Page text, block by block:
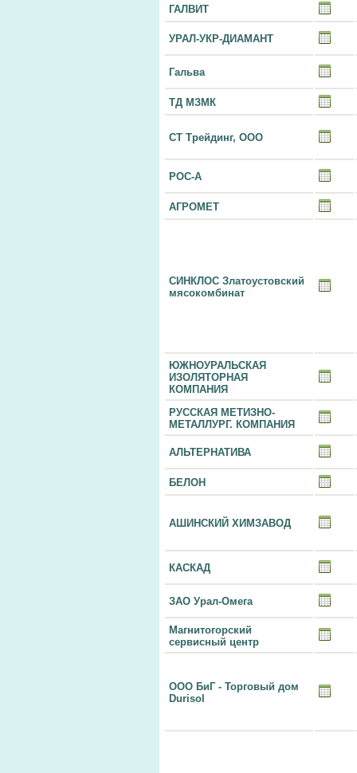
ГАЛВИТ
УРАЛ-УКР-ДИАМАНТ
Гальва
ТД МЗМК
СТ Трейдинг, ООО
РОС-А
АГРОМЕТ
СИНКЛОС Златоустовский
мясокомбинат
ЮЖНОУРАЛЬСКАЯ
ИЗОЛЯТОРНАЯ
КОМПАНИЯ
РУССКАЯ МЕТИЗНО-
МЕТАЛЛУРГ. КОМПАНИЯ
АЛЬТЕРНАТИВА
БЕЛОН
АШИНСКИЙ ХИМЗАВОД
КАСКАД
ЗАО Урал-Омега
Магнитогорский
сервисный центр
ООО БиГ - Торговый дом
Durisol